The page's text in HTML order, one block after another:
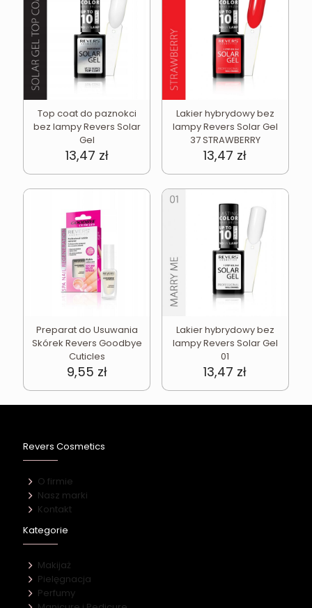
Top coat do paznokci
bez lampy Revers Solar
Gel
13,47 zł
Lakier hybrydowy bez
lampy Revers Solar Gel
37 STRAWBERRY
13,47 zł
Preparat do Usuwania
Skórek Revers Goodbye
Cuticles
9,55 zł
Lakier hybrydowy bez
lampy Revers Solar Gel
01
13,47 zł
Revers Cosmetics
O firmie
Nasz marki
Kontakt
Kategorie
Makijaż
Pielęgnacja
Perfumy